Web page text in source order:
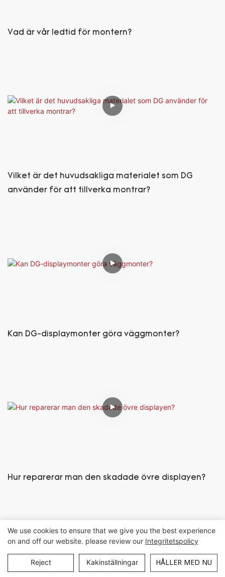
Vad är vår ledtid för montern?
Vilket är det huvudsakliga materialet som DG
använder för att tillverka montrar?
Kan DG-displaymonter göra väggmonter?
Hur reparerar man den skadade övre displayen?
We use cookies to ensure that we give you the best experience
on and off our website. please review our Integritetspolicy
Reject Kakinställningar HÅLLER MED NU